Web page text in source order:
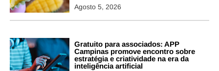
Agosto 5, 2026
Gratuito para associados: APP
Campinas promove encontro sobre
estratégia e criatividade na era da
inteligência artificial